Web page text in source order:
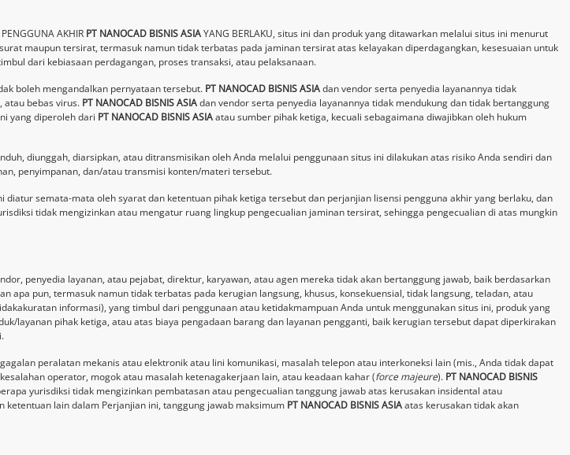
AKHIR PT NANOCAD BISNIS ASIAYANG BERLAKU, situs ini dan produk yang ditawarkan melalui situs ini menurut
maupun tersirat, termasuk namun tidak terbatas pada jaminan tersirat atas kelayakan diperdagangkan, kesesuaian untuk
dari kebiasaan perdagangan, proses transaksi, atau pelaksanaan.
boleh mengandalkan pernyataan tersebut. PT NANOCAD BISNIS ASIAdan vendor serta penyedia layanannya tidak
atau bebas virus. PT NANOCAD BISNIS ASIAdan vendor serta penyedia layanannya tidak mendukung dan tidak bertanggung
yang diperoleh dari PT NANOCAD BISNIS ASIAatau sumber pihak ketiga, kecuali sebagaimana diwajibkan oleh hukum
diunggah, diarsipkan, atau ditransmisikan oleh Anda melalui penggunaan situs ini dilakukan atas risiko Anda sendiri dan
penyimpanan, dan/atau transmisi konten/materi tersebut.
semata-mata oleh syarat dan ketentuan pihak ketiga tersebut dan perjanjian lisensi pengguna akhir yang berlaku, dan
tidak mengizinkan atau mengatur ruang lingkup pengecualian jaminan tersirat, sehingga pengecualian di atas mungkin
penyedia layanan, atau pejabat, direktur, karyawan, atau agen mereka tidak akan bertanggung jawab, baik berdasarkan
pun, termasuk namun tidak terbatas pada kerugian langsung, khusus, konsekuensial, tidak langsung, teladan, atau
informasi), yang timbul dari penggunaan atau ketidakmampuan Anda untuk menggunakan situs ini, produk yang
layanan pihak ketiga, atau atas biaya pengadaan barang dan layanan pengganti, baik kerugian tersebut dapat diperkirakan
peralatan mekanis atau elektronik atau lini komunikasi, masalah telepon atau interkoneksi lain (mis., Anda tidak dapat
operator, mogok atau masalah ketenagakerjaan lain, atau keadaan kahar (force majeure). PT NANOCAD BISNIS
yurisdiksi tidak mengizinkan pembatasan atau pengecualian tanggung jawab atas kerusakan insidental atau
ketentuan lain dalam Perjanjian ini, tanggung jawab maksimum PT NANOCAD BISNIS ASIAatas kerusakan tidak akan